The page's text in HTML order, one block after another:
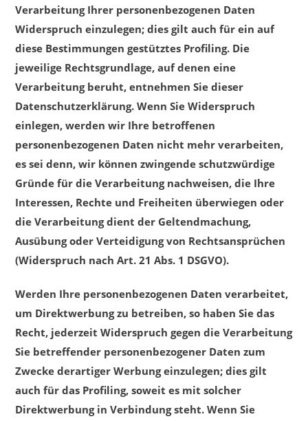
Verarbeitung Ihrer personenbezogenen Daten
Widerspruch einzulegen; dies gilt auch für ein auf
diese Bestimmungen gestütztes Profiling. Die
jeweilige Rechtsgrundlage, auf denen eine
Verarbeitung beruht, entnehmen Sie dieser
Datenschutzerklärung. Wenn Sie Widerspruch
einlegen, werden wir Ihre betroffenen
personenbezogenen Daten nicht mehr verarbeiten,
es sei denn, wir können zwingende schutzwürdige
Gründe für die Verarbeitung nachweisen, die Ihre
Interessen, Rechte und Freiheiten überwiegen oder
die Verarbeitung dient der Geltendmachung,
Ausübung oder Verteidigung von Rechtsansprüchen
(Widerspruch nach Art. 21 Abs. 1 DSGVO).
Werden Ihre personenbezogenen Daten verarbeitet,
um Direktwerbung zu betreiben, so haben Sie das
Recht, jederzeit Widerspruch gegen die Verarbeitung
Sie betreffender personenbezogener Daten zum
Zwecke derartiger Werbung einzulegen; dies gilt
auch für das Profiling, soweit es mit solcher
Direktwerbung in Verbindung steht. Wenn Sie